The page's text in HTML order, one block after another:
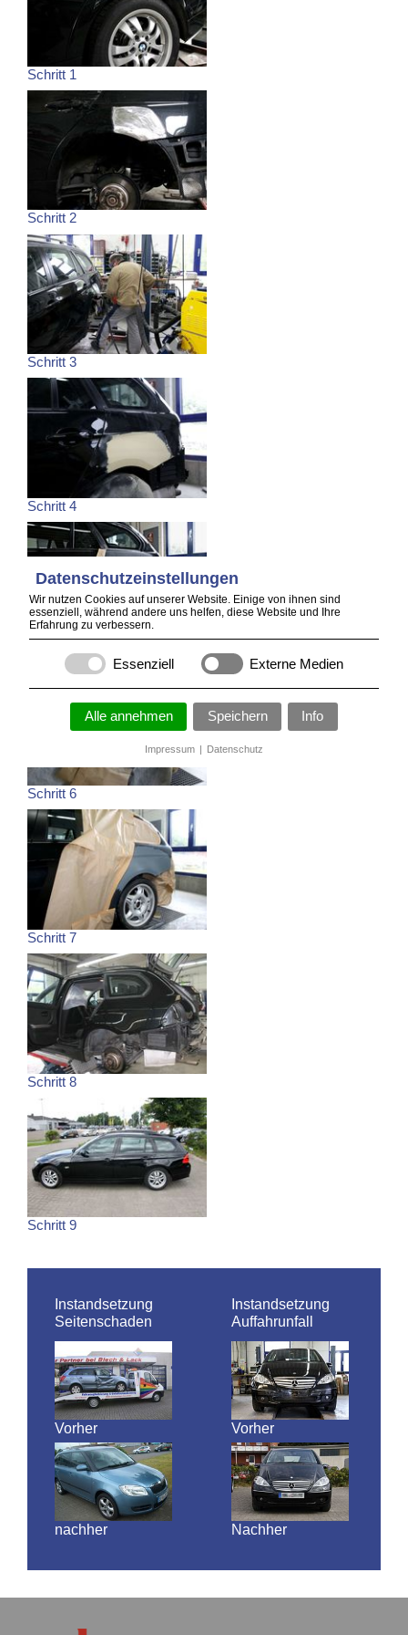
Datenschutzeinstellungen
Wir nutzen Cookies auf unserer Website. Einige von ihnen sind
essenziell, während andere uns helfen, diese Website und Ihre
Erfahrung zu verbessern.
Essenziell Externe Medien
Alle annehmen Speichern Info
Impressum | Datenschutz
Schritt 1
Schritt 2
Schritt 3
Schritt 4
Schritt 5
Schritt 6
Schritt 7
Schritt 8
Schritt 9
Instandsetzung
Seitenschaden
Vorher
nachher
Instandsetzung
Auffahrunfall
Vorher
Nachher